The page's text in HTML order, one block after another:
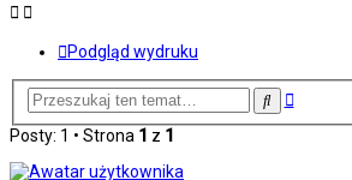
Podgląd wydruku
Szukaj
Posty: 1 • Strona 1 z 1